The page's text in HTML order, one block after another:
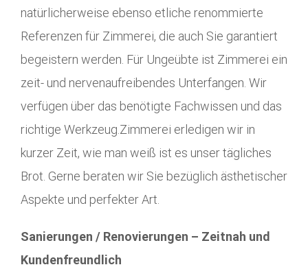
natürlicherweise ebenso etliche renommierte
Referenzen für Zimmerei, die auch Sie garantiert
begeistern werden. Für Ungeübte ist Zimmerei ein
zeit- und nervenaufreibendes Unterfangen. Wir
verfügen über das benötigte Fachwissen und das
richtige Werkzeug.Zimmerei erledigen wir in
kurzer Zeit, wie man weiß ist es unser tägliches
Brot. Gerne beraten wir Sie bezüglich ästhetischer
Aspekte und perfekter Art.
Sanierungen / Renovierungen – Zeitnah und
Kundenfreundlich